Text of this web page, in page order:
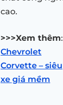
cao.
>>>Xem thêm:
Chevrolet
Corvette – siêu
xe giá mềm